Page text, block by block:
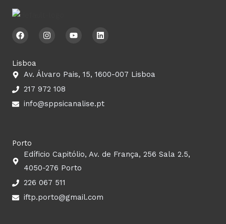
F
a
b
o
k
I
n
g
r
a
Y
o
b
e
L
i
d
i
Lisboa
Av. Álvaro Pais, 15, 1600-007 Lisboa
217 972 108
info@sppsicanalise.pt
Porto
Edíficio Capitólio, Av. de França, 256 Sala 2.5,
4050-276 Porto
226 067 511
iftp.porto@gmail.com